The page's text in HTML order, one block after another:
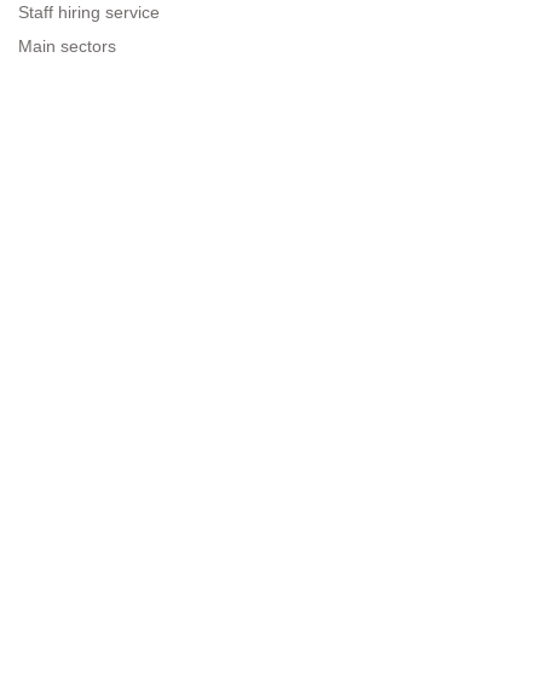
Staff hiring service
Main sectors